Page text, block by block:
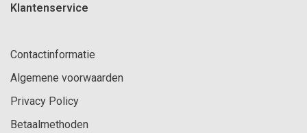
Klantenservice
Contactinformatie
Algemene voorwaarden
Privacy Policy
Betaalmethoden